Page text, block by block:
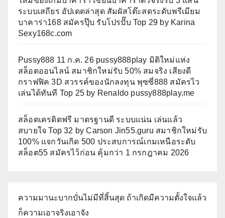
ระบบเสถียร อัปเดตล่าสุด สัมผัสโต๊ะสดระดับพรีเมียม
บาคาร่า168 สมัครปุ๊บ รับโปรปั๊บ Top 29 by Karina
Sexy168c.com
Pussy888 11 ก.ค. 26 pussy888play มิติใหม่แห่ง
สล็อตออนไลน์ สมาชิกใหม่รับ 50% สมจริง เสียงดี
กราฟฟิค 3D สวรรค์ของนักลงทุน พุซซี่888 สมัครไว
เล่นได้ทันที Top 25 by Renaldo pussy888play.me
สล็อตเครดิตฟรี มาตรฐานดี ระบบแน่น เล่นแล้ว
สบายใจ Top 32 by Carson Jin55.guru สมาชิกใหม่รับ
100% แจกวันเกิด 500 ประสบการณ์เกมเหนือระดับ
สล็อต55 สมัครไว้ก่อน คุ้มกว่า 1 กรกฎาคม 2026
ความมานะบากบั่นไม่มีที่สิ้นสุด ถ้าเกิดมีความตั้งใจแล้ว
ก็ความเอาจริงเอาจัง